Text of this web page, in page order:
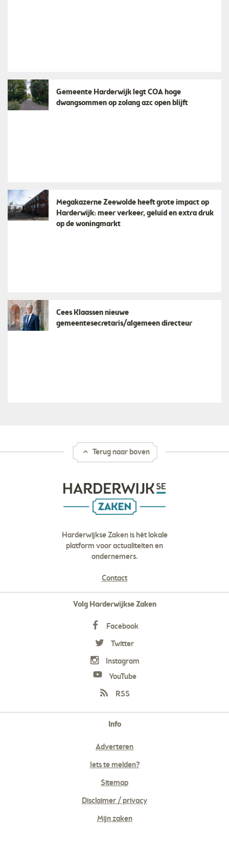
Gemeente Harderwijk legt COA hoge
dwangsommen op zolang azc open blijft
Megakazerne Zeewolde heeft grote impact op
Harderwijk: meer verkeer, geluid en extra druk
op de woningmarkt
Cees Klaassen nieuwe
gemeentesecretaris/algemeen directeur
Terug naar boven
Harderwijkse Zaken is hét lokale
platform voor actualiteiten en
ondernemers.
Contact
Volg Harderwijkse Zaken
Facebook
Twitter
Instagram
YouTube
RSS
Info
Adverteren
Iets te melden?
Sitemap
Disclaimer / privacy
Mijn zaken